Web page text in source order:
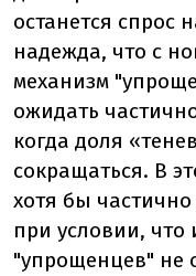
останется спрос
надежда, что с
механизм
ожидать
когда доля
сокращаться. В
хотя бы
при условии, что
"упрощенцев" не